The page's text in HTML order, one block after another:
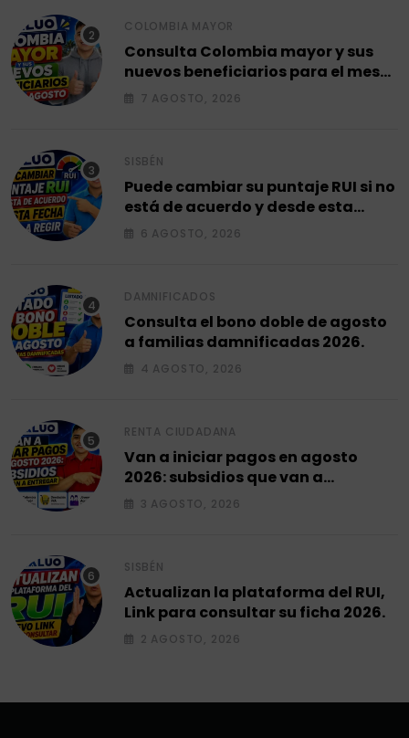
COLOMBIA MAYOR
Consulta Colombia mayor y sus
nuevos beneficiarios para el mes
de agosto 2026.
7 AGOSTO, 2026
SISBÉN
Puede cambiar su puntaje RUI si no
está de acuerdo y desde esta
fecha empieza a regir en el 2026.
6 AGOSTO, 2026
DAMNIFICADOS
Consulta el bono doble de agosto
a familias damnificadas 2026.
4 AGOSTO, 2026
RENTA CIUDADANA
Van a iniciar pagos en agosto
2026: subsidios que van a
entregar.
3 AGOSTO, 2026
SISBÉN
Actualizan la plataforma del RUI,
Link para consultar su ficha 2026.
2 AGOSTO, 2026